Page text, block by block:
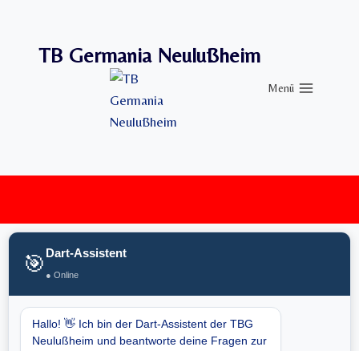
springenTB Germania Neulußheim
Menü
🎯 Dart-Assistent
● Online
Hallo! 👋 Ich bin der Dart-Assistent der TBG
Neulußheim und beantworte deine Fragen zur